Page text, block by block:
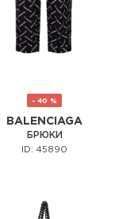
- 40 %
BALENCIAGA
БРЮКИ
ID: 45890